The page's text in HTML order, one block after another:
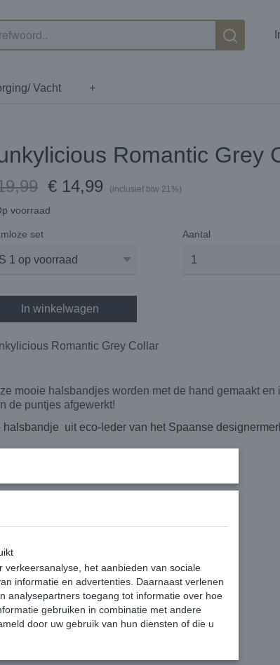
Vacht +
Romantic Grey
€ 14,99 (inclusief btw 21%)
voorraad
set Aantal
In winkelwagen
Romantic Grey Collar
mooie halsbandjes worden met de hand gemaakt
de puntjes afgewerkt!
halsbandje uit eco-leder van het Spaanse
:18 a 22 cm verstelbaar
23 a 27 cm verstelbaar
26 a 30 cm verstelbaar
het aanbieden van sociale
informatie en advertenties. Daarnaast verlenen
analysepartners toegang tot informatie over hoe
gebruiken in combinatie met andere
door uw gebruik van hun diensten of die u